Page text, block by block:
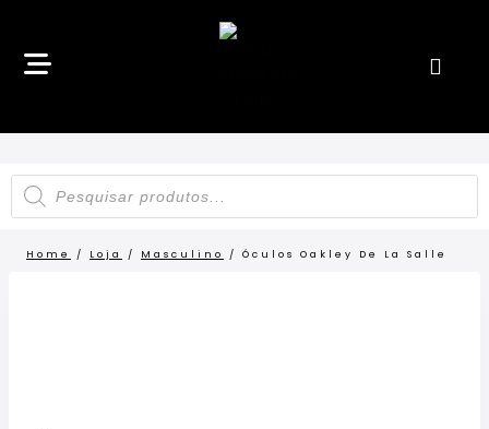
Home / Loja / Masculino / Óculos Oakley De La Salle